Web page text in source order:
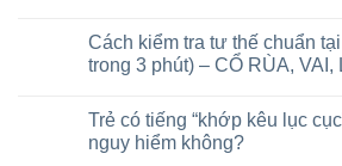
Cách kiểm tra tư thế chuẩn
trong 3 phút) – CỔ RÙA, VAI,
Trẻ có tiếng “khớp kêu lục
nguy hiểm không?